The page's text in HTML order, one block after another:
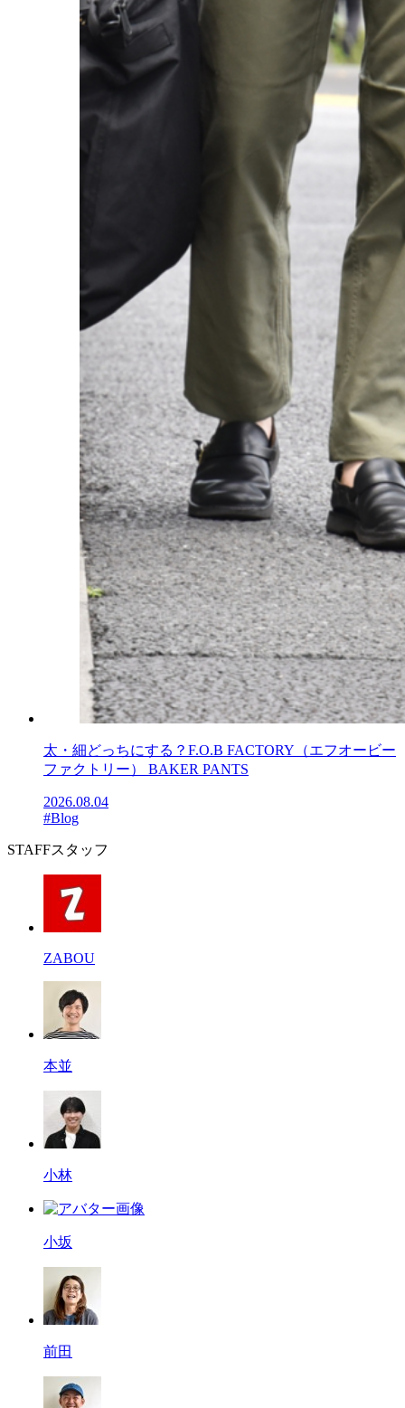
太・細どっちにする？F.O.B FACTORY（エフオービー
ファクトリー） BAKER PANTS
2026.08.04
#Blog
STAFFスタッフ
ZABOU
本並
小林
小坂
前田